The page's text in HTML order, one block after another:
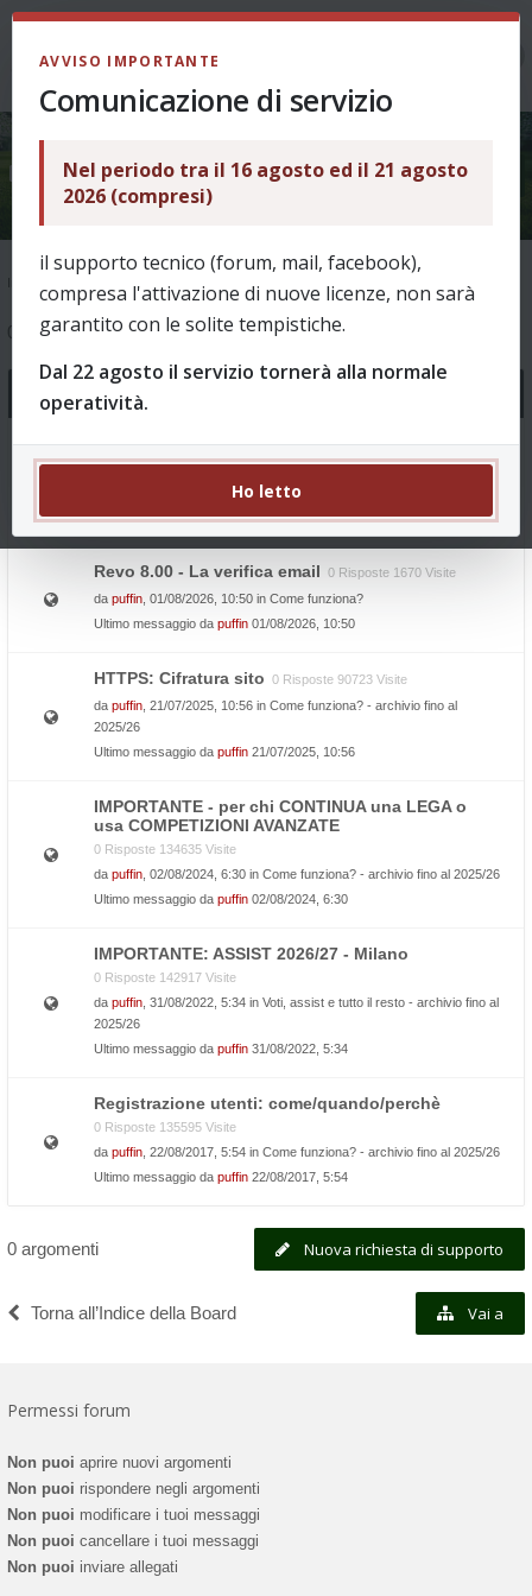
Bug e problemi vari
Indice
0 argomenti
Novità Revo 8.00 - Stagione 2026/27
0 Risposte 1638 Visite
, 01/08/2026, 10:52 inCome funziona?
Ultimo messaggio da puffin 01/08/2026, 10:52
Revo 8.00 - La verifica email 0 Risposte 1670 Visite
da puffin , 01/08/2026, 10:50 in Come funziona?
Ultimo messaggio da puffin 01/08/2026, 10:50
HTTPS: Cifratura sito 0 Risposte 90723 Visite
da puffin , 21/07/2025, 10:56 in Come funziona? - archivio fino al
2025/26
Ultimo messaggio da puffin 21/07/2025, 10:56
IMPORTANTE - per chi CONTINUA una LEGA o
usa COMPETIZIONI AVANZATE
0 Risposte 134635 Visite
da puffin , 02/08/2024, 6:30 in Come funziona? - archivio fino al 2025/26
Ultimo messaggio da puffin 02/08/2024, 6:30
IMPORTANTE: ASSIST 2026/27 - Milano
0 Risposte 142917 Visite
da puffin , 31/08/2022, 5:34 in Voti, assist e tutto il resto - archivio fino al
2025/26
Ultimo messaggio da puffin 31/08/2022, 5:34
Registrazione utenti: come/quando/perchè
0 Risposte 135595 Visite
da puffin , 22/08/2017, 5:54 in Come funziona? - archivio fino al 2025/26
Ultimo messaggio da puffin 22/08/2017, 5:54
Nuova richiesta di supporto
0 argomenti
Torna all’Indice della Board Vai a
Permessi forum
Non puoi aprire nuovi argomenti
Non puoi rispondere negli argomenti
Non puoi modificare i tuoi messaggi
Non puoi cancellare i tuoi messaggi
Non puoi inviare allegati
AVVISO IMPORTANTE
Comunicazione di servizio
Nel periodo tra il 16 agosto ed il 21 agosto
2026 (compresi)
il supporto tecnico (forum, mail, facebook),
compresa l'attivazione di nuove licenze, non sarà
garantito con le solite tempistiche.
Dal 22 agosto il servizio tornerà alla normale
operatività.
Ho letto